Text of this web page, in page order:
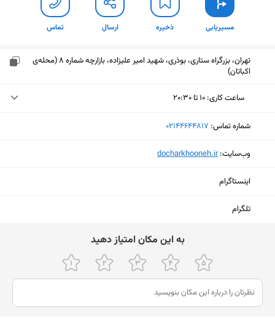
مسیریابی ذخیره ارسال تماس
تهران، بزرگراه ستاری، بوذری، شهید امیر علیزاده، بازارچه شماره ۸ (محله‌ی
اکباتان)
ساعت کاری: ۱۰ تا ۲۰:۳۰
دوشنبه (امروز)
شماره تماس: ‎02144644817
وب‌سایت:‎docharkhooneh.ir
اینستاگرام
تلگرام
ﺑﻪ اﯾﻦ ﻣﮑﺎن اﻣﺘﯿﺎز دﻫﯿﺪ